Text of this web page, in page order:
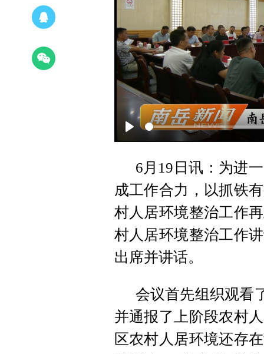
Play
6月19日讯：为进
成工作合力，以抓铁
村人居环境整治工作
村人居环境整治工作
出席并讲话。
会议首先组织观看
并通报了上阶段农村
区农村人居环境还存